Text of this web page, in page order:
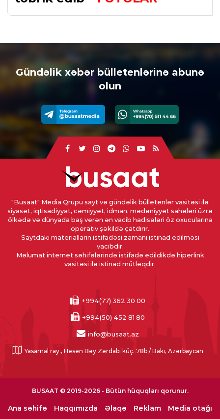
Gündəlik xəbər bülletenlərinə abunə
olun
"Busaat" Media Qrupu sayt və gündəlik bülletenlər vasitəsi ilə
siyasət, iqtisadiyyat, cəmiyyət, idman, mədəniyyət sahələri üzrə
ölkədə və dünyada baş verən ən vacib hadisələri öz oxucularına
operativ şəkildə çatdırır.
Saytdakı materialların istifadəsi zamanı istinad edilməsi
vacibdir.
Məlumat internet səhifələrində istifadə edildikdə hiperlink
vasitəsi ilə istinad mütləqdir.
+994(77) 362 30 00
+994(50) 452 81 80
info@busaat.az
Yasamal ray., Həsən Bəy Zərdabi küç. 78b / Bakı, Azərbaycan
BUSAAT © 2019-2026 - Bütün hüquqları qorunur.
Ana səhifə Haqqımızda Əlaqə Reklam Media otağı